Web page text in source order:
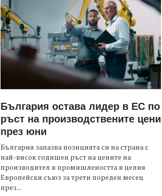
България остава лидер в ЕС по
ръст на производствените цени
през юни
България запазва позицията си на страна с
най-висок годишен ръст на цените на
производител в промишлеността в целия
Европейски съюз за трети пореден месец
през...